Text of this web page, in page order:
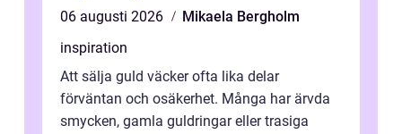
06 augusti 2026
Mikaela Bergholm
inspiration
Att sälja guld väcker ofta lika delar
förväntan och osäkerhet. Många har ärvda
smycken, gamla guldringar eller trasiga